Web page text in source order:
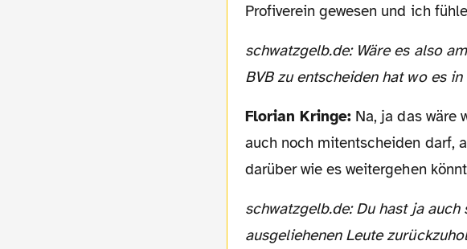
Profiverein gewesen und ich
schwatzgelb.de: Wäre es also am Besten für Dich wenn das andere Leute, sprich der
BVB zu entscheiden hat wo es
Florian Kringe: Na, ja das wäre
auch noch mitentscheiden darf,
darüber wie es weitergehen
schwatzgelb.de: Du hast ja auch sicherlich gehört, dass der BVB plant die anderen
ausgeliehenen Leute